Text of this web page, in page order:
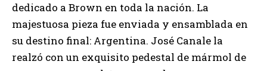
dedicado a Brown en toda la nación. La
majestuosa pieza fue enviada y ensamblada en
su destino final: Argentina. José Canale la
realzó con un exquisito pedestal de mármol de